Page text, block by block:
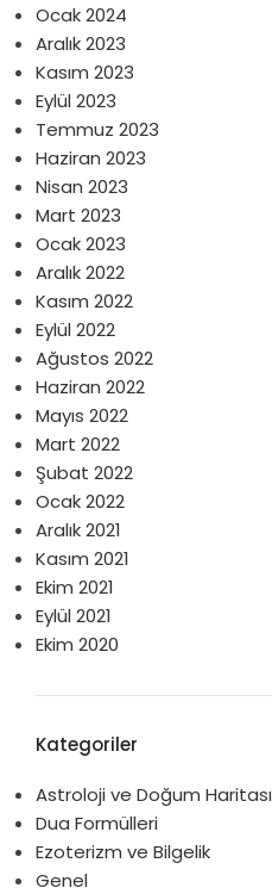
Ocak 2024
Aralık 2023
Kasım 2023
Eylül 2023
Temmuz 2023
Haziran 2023
Nisan 2023
Mart 2023
Ocak 2023
Aralık 2022
Kasım 2022
Eylül 2022
Ağustos 2022
Haziran 2022
Mayıs 2022
Mart 2022
Şubat 2022
Ocak 2022
Aralık 2021
Kasım 2021
Ekim 2021
Eylül 2021
Ekim 2020
Kategoriler
Astroloji ve Doğum Haritası
Dua Formülleri
Ezoterizm ve Bilgelik
Genel